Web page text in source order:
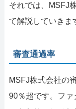
それでは、MSFJ
て解説していきま
審査通過率
MSFJ株式会社の
90％超です。ファ